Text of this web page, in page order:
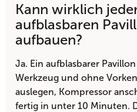
PAVILLON
IM
VERGLEICH?
Kann wirklich
aufblasbaren
aufbauen?
Ja. Ein aufblasbarer
Werkzeug und ohne
auslegen, Kompressor
fertig in unter 10 Minuten.